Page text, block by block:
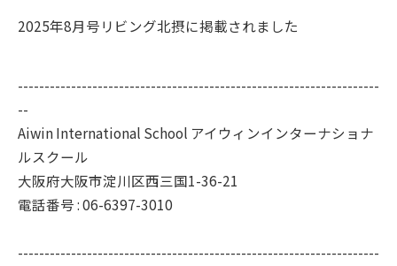
2025年8月号リビング北摂に掲載されました
--------------------------------------------------------------------
--
Aiwin International School アイウィンインターナショナ
ルスクール
大阪府大阪市淀川区西三国1-36-21
電話番号 :06-6397-3010
--------------------------------------------------------------------